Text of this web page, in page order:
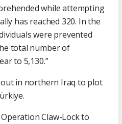
while attempting
has reached 320. In the
were prevented
total number of
to 5,130.”
in northern Iraq to plot
Claw-Lock to